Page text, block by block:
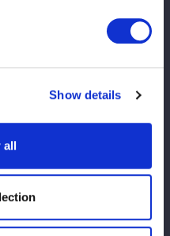
Show details
all
ースラムからフィニッシュを
られている間に試合、終わっ
てやるよ！」
島産業展示館東展示場、こ
ＥＥＤＯＭＳの熱い熱いデ
に、なんかすいません。あ